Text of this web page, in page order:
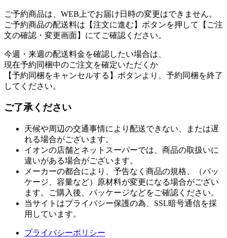
ご予約商品は、WEB上でお届け日時の変更はできません。
ご予約商品の配送料は【注文に進む】ボタンを押して【ご注
文の確認・変更画面】にてご確認ください。
今週・来週の配送料金を確認したい場合は、
現在予約同梱中のご注文を確定いただくか
【予約同梱をキャンセルする】ボタンより、予約同梱を終了
してください。
ご了承ください
天候や周辺の交通事情により配送できない、または遅
れる場合がございます。
イオンの店舗とネットスーパーでは、商品の取扱いに
違いがある場合がございます。
メーカーの都合により、予告なく商品の規格、（パッ
ケージ、容量など）原材料が変更になる場合がござい
ます。ご購入後、パッケージなどをご確認ください。
当サイトはプライバシー保護の為、SSL暗号通信を採
用しています。
プライバシーポリシー